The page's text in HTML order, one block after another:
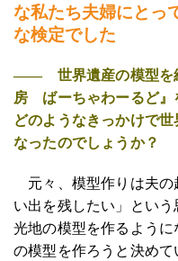
な私たち夫婦にとっ
な検定でした
―― 世界遺産の模型を
房 ばーちゃわーるど』
どのようなきっかけで
なったのでしょうか？
元々、模型作りは夫の
い出を残したい」とい
光地の模型を作るよう
の模型を作ろうと決め